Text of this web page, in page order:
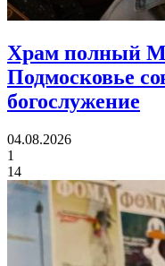
Храм полный
Подмосковье
богослужение
04.08.2026
1
14